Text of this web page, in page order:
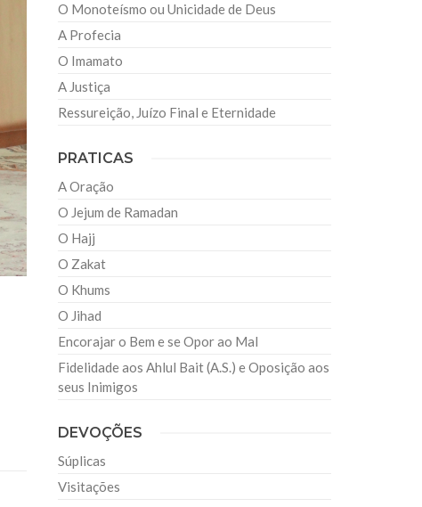
O Monoteísmo ou Unicidade de Deus
A Profecia
O Imamato
A Justiça
Ressureição, Juízo Final e Eternidade
PRATICAS
A Oração
O Jejum de Ramadan
O Hajj
O Zakat
O Khums
O Jihad
Encorajar o Bem e se Opor ao Mal
Fidelidade aos Ahlul Bait (A.S.) e Oposição aos
seus Inimigos
DEVOÇÕES
Súplicas
Visitações